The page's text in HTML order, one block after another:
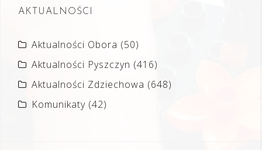
AKTUALNOŚCI
Aktualności Obora (50)
Aktualności Pyszczyn (416)
Aktualności Zdziechowa (648)
Komunikaty (42)